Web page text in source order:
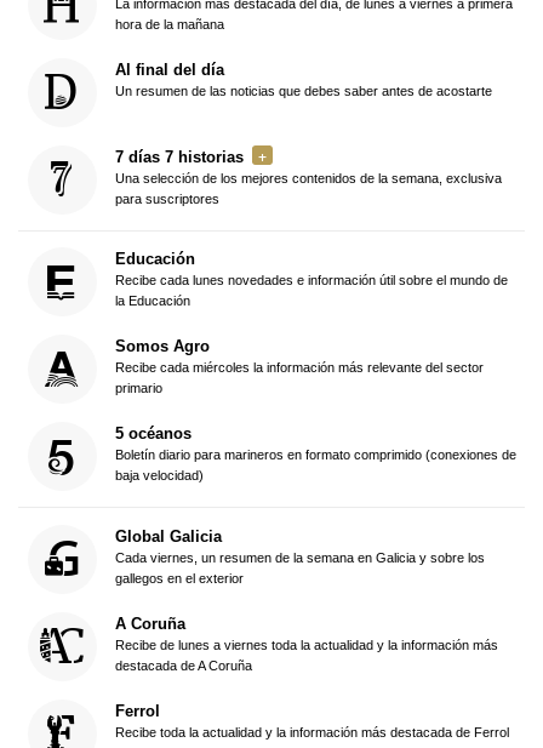
La información más destacada del día, de lunes a viernes a primera
hora de la mañana
Al final del día
Un resumen de las noticias que debes saber antes de acostarte
7 días 7 historias
Una selección de los mejores contenidos de la semana, exclusiva
para suscriptores
Educación
Recibe cada lunes novedades e información útil sobre el mundo de
la Educación
Somos Agro
Recibe cada miércoles la información más relevante del sector
primario
5 océanos
Boletín diario para marineros en formato comprimido (conexiones de
baja velocidad)
Global Galicia
Cada viernes, un resumen de la semana en Galicia y sobre los
gallegos en el exterior
A Coruña
Recibe de lunes a viernes toda la actualidad y la información más
destacada de A Coruña
Ferrol
Recibe toda la actualidad y la información más destacada de Ferrol